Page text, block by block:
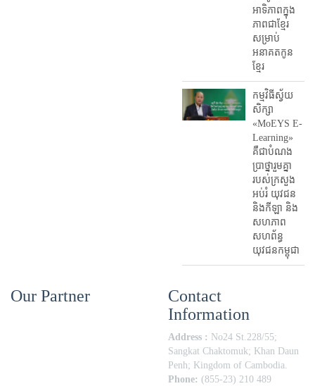
អាទិភាពក្នុង
ភាពជាខ្មែរ
សម្រាប់
អនាគតកូន
ខ្មែរ
កម្មវិធីស្វ័យ
សិក្សា
«MoEYS E-
Learning»
គឺជាបំណង
ប្រាថ្នារួមគ្នា
របស់ក្រសួង
អប់រំ​ យុវជន
និងកីឡា និង
សហភាព
សហព័ន្ធ
យុវជនកម្ពុជា
Our Partner
Contact
Information
Address : No24 St.228/55;
Sangkat Chaktomuk; Khan Daun
Penh; Kingdom of Cambodia.
Phone: (855-23) 210 489